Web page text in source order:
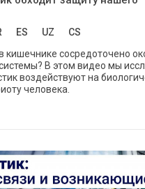
ES UZ
CS
кишечнике сосредоточено
В этом видео мы
воздействуют на
человека.